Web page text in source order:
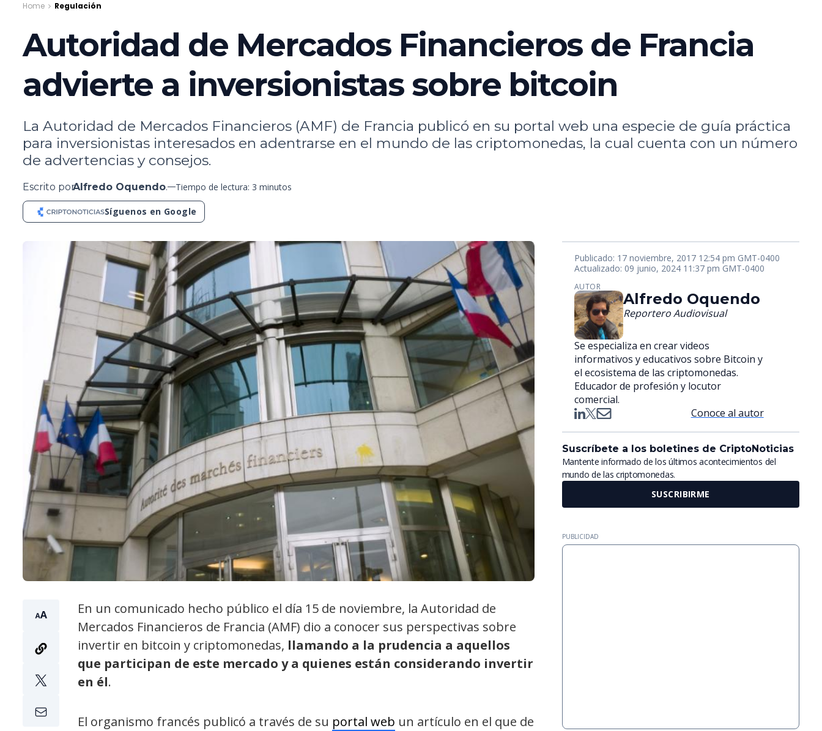
Home Regulación
Autoridad de Mercados Financieros de Francia
advierte a inversionistas sobre bitcoin
La Autoridad de Mercados Financieros (AMF) de Francia publicó en su portal web una especie de guía práctica
para inversionistas interesados en adentrarse en el mundo de las criptomonedas, la cual cuenta con un número
de advertencias y consejos.
Escrito porAlfredo Oquendo. Tiempo de lectura: 3 minutos
Síguenos en Google
En un comunicado hecho público el día 15 de noviembre, la Autoridad de
Mercados Financieros de Francia (AMF) dio a conocer sus perspectivas sobre
invertir en bitcoin y criptomonedas, llamando a la prudencia a aquellos
que participan de este mercado y a quienes están considerando invertir
en él.
El organismo francés publicó a través de su portal web un artículo en el que de
Publicado: 17 noviembre, 2017 12:54 pm GMT-0400
Actualizado: 09 junio, 2024 11:37 pm GMT-0400
AUTOR
Alfredo Oquendo
Reportero Audiovisual
Se especializa en crear videos
informativos y educativos sobre Bitcoin y
el ecosistema de las criptomonedas.
Educador de profesión y locutor
comercial.
Conoce al autor
Suscríbete a los boletines de CriptoNoticias
Mantente informado de los últimos acontecimientos del
mundo de las criptomonedas.
SUSCRIBIRME
PUBLICIDAD